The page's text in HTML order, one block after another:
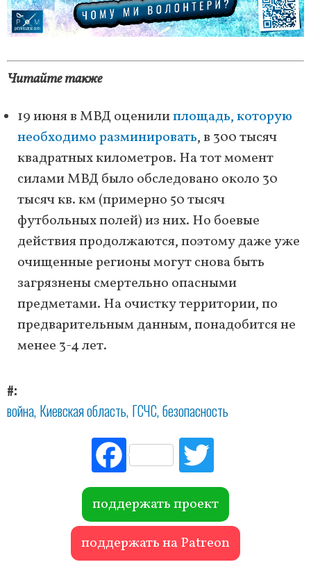
Читайте также
19 июня в МВД оценилиплощадь, которую
необходимо разминировать, в 300 тысяч
квадратных километров. На тот момент
силами МВД было обследовано около 30
тысяч кв. км (примерно 50 тысяч
футбольных полей) из них. Но боевые
действия продолжаются, поэтому даже уже
очищенные регионы могут снова быть
загрязнены смертельно опасными
предметами. На очистку территории, по
предварительным данным, понадобится не
менее 3-4 лет.
#
война Киевская область ГСЧС безопасность
Fac
ebo
ok r
поддержать проект
поддержать на Patreon